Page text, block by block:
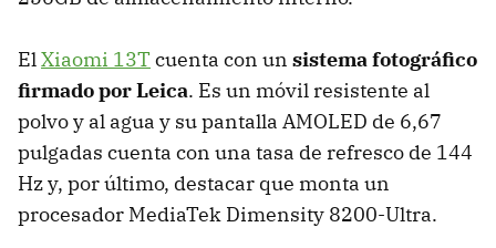
ElXiaomi 13T cuenta con un sistema fotográfico
firmado por Leica. Es un móvil resistente al
polvo y al agua y su pantalla AMOLED de 6,67
pulgadas cuenta con una tasa de refresco de 144
Hz y, por último, destacar que monta un
procesador MediaTek Dimensity 8200-Ultra.